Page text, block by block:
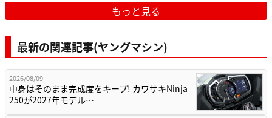
もっと見る
最新の関連記事(ヤングマシン)
2026/08/09
中身はそのまま完成度をキープ! カワサキNinja
250が2027年モデル…